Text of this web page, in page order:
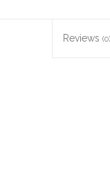
Reviews(0)